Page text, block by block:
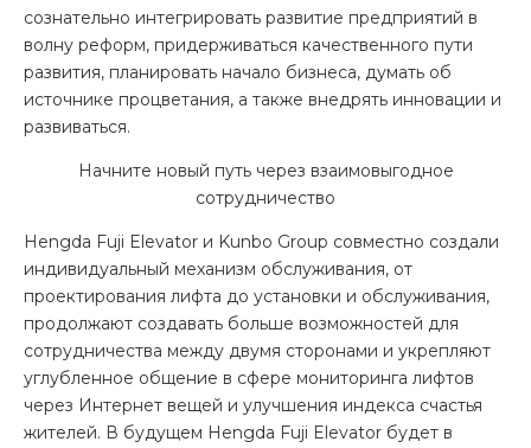
сознательно интегрировать развитие предприятий в
волну реформ, придерживаться качественного пути
развития, планировать начало бизнеса, думать об
источнике процветания, а также внедрять инновации и
развиваться.
Начните новый путь через взаимовыгодное
сотрудничество
Hengda Fuji Elevator и Kunbo Group совместно создали
индивидуальный механизм обслуживания, от
проектирования лифта до установки и обслуживания,
продолжают создавать больше возможностей для
сотрудничества между двумя сторонами и укрепляют
углубленное общение в сфере мониторинга лифтов
через Интернет вещей и улучшения индекса счастья
жителей. В будущем Hengda Fuji Elevator будет в